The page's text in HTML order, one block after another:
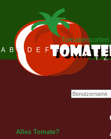
A B C D E F G H I J K L M
Y Z
Alles Tomate?